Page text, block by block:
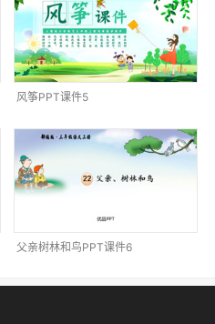
风筝PPT课件5
父亲树林和鸟PPT课件6